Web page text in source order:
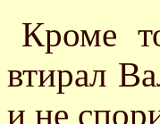
Кроме
втирал
и не